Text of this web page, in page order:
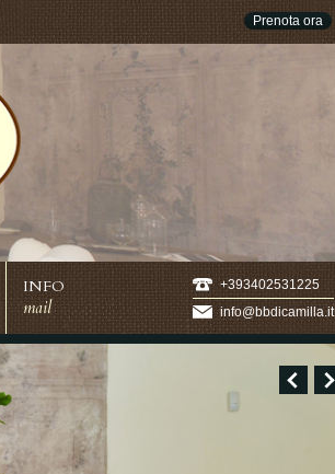
Prenota ora
INFO
mail
+393402531225
info@bbdicamilla.it